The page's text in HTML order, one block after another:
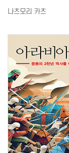
나츠모리 카츠